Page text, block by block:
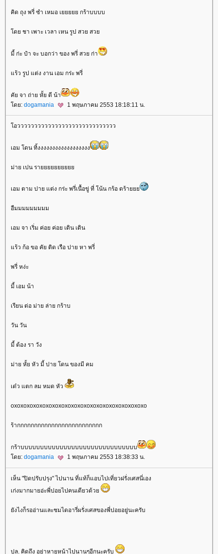
คิด ถุง พรี่ ซำ เหมอ เยยยยย กร้าบบบบ
ดย ชา เพาะ เวลา เหน รูป สวย สว
มี้ ก่ะ ป๋า จะ บอกว่า ของ พรี่ สวย ก่า
ร้ว รูป แต่ง งาน เอม กร่ะ พรี่
คัย จา ถ่าย หั้ย ดี น้า
ดย: dogamania 1 พฤษภาคม 2553 18:18:11 น.
อววววววววววววววววววววววววววววว
เอม โดน ทิ้งงงงงงงงงงงงงงงงงง
ม่าย เปน รา
เอม ตาม ปาย แต่ง กร่ะ พรี่เนื้อขู่ ที่ โน้น กร้อ ดร้า
อืมมมมมมมมม
เอม จา เริ่ม ค่อย ค่อย เดิน เดิน
ร้ว ก้อ ขอ คัย ติด เรือ ปาย หา พรี่
พรี่ หง่ะ
มี้ เอม น้า
เรียน ต่อ ม่าย ล่าย กร้าบ
วัน วัน
มี้ ต้อง รา วัง
ม่าย หั้ย หัว มี้ ปาย โดน ของมี คม
เด๋ว แตก ลม หมด หัว
oxoxoxoxoxoxoxoxoxoxoxoxoxoxoxoxoxoxoxoxoxo
ร้ากกกกกกกกกกกกกกกกกกกกกกกกก
กร้าบบบบบบบบบบบบบบบบบบบบบบบบบบบบบบ
ดย: dogamania 1 พฤษภาคม 2553 18:38:33 น.
เห็น "ปิดปรับปรุง" ไปนาน ที่แท้ก็แอบไปเที่ยวฝรั่งเศสนี่เอง
เก่งมากมายอ่ะพี่ปอยไปคนเดียวด้ว
ังไงก็รออ่านและชมไดอารี่ผรั่งเศสของพี่ปอยอยู่นะครับ
ปล. คิดถึง อย่าหายหน้าไปนานๆอีกนะครับ